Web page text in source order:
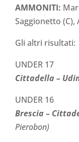
AMMONITI:
Saggionetto (C),
Gli altri risultati:
UNDER 17
Cittadella –
UNDER 16
Brescia –
Pierobon)